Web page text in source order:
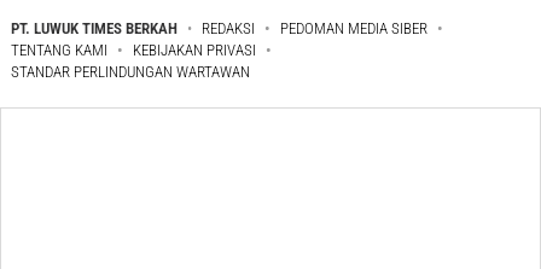
PT. LUWUK TIMES BERKAH REDAKSI
PEDOMAN MEDIA SIBER
TENTANG KAMI
KEBIJAKAN PRIVASI
STANDAR PERLINDUNGAN WARTAWAN